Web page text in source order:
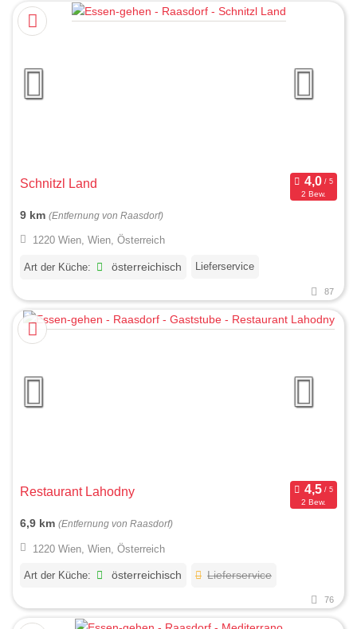
Schnitzl Land
2 Bew.
9 km (Entfernung von Raasdorf)
1220 Wien, Wien, Österreich
Art der Küche: österreichisch Lieferservice
87
Restaurant Lahodny
2 Bew.
6,9 km (Entfernung von Raasdorf)
1220 Wien, Wien, Österreich
Art der Küche: österreichisch Lieferservice
76